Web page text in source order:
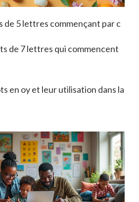
de 5 lettres commençant par c
de 7 lettres qui commencent
en oy et leur utilisation dans la